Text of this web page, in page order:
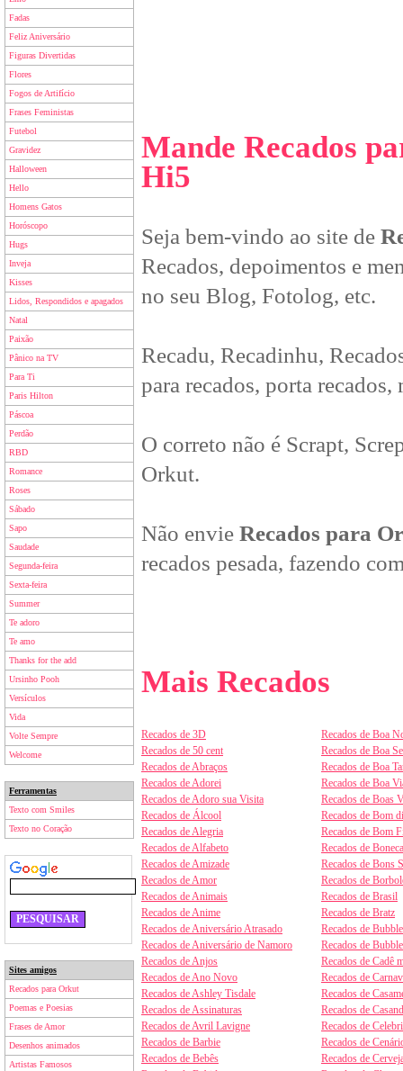
Fadas
Feliz Aniversário
Figuras Divertidas
Flores
Fogos de Artifício
Frases Feministas
Futebol
Gravidez
Halloween
Hello
Homens Gatos
Horóscopo
Hugs
Inveja
Kisses
Lidos, Respondidos e apagados
Natal
Paixão
Pânico na TV
Para Ti
Paris Hilton
Páscoa
Perdão
RBD
Romance
Roses
Sábado
Sapo
Saudade
Segunda-feira
Sexta-feira
Summer
Te adoro
Te amo
Thanks for the add
Ursinho Pooh
Versículos
Vida
Volte Sempre
Welcome
Ferramentas
Texto com Smiles
Texto no Coração
Sites amigos
Recados para Orkut
Poemas e Poesias
Frases de Amor
Desenhos animados
Artistas Famosos
Mande Recados
Hi5
Seja bem-vindo ao site de
Recados, depoimentos e
no seu Blog, Fotolog, etc.
Recadu, Recadinhu,
para recados, porta
O correto não é Scrapt,
Orkut.
Não envie Recados para
recados pesada, fazendo
Mais Recados
Recados de 3D
Recados de 50 cent
Recados de Abraços
Recados de Adorei
Recados de Adoro sua Visita
Recados de Álcool
Recados de Alegria
Recados de Alfabeto
Recados de Amizade
Recados de Amor
Recados de Animais
Recados de Anime
Recados de Aniversário Atrasado
Recados de Aniversário de Namoro
Recados de Anjos
Recados de Ano Novo
Recados de Ashley Tisdale
Recados de Assinaturas
Recados de Avril Lavigne
Recados de Barbie
Recados de Bebês
Recados de Boa
Recados de Boa
Recados de Boa
Recados de Boa
Recados de Boas
Recados de Bom
Recados de Bom
Recados de
Recados de Bons
Recados de
Recados de Brasil
Recados de Bratz
Recados de
Recados de
Recados de Cadê
Recados de
Recados de
Recados de
Recados de
Recados de
Recados de